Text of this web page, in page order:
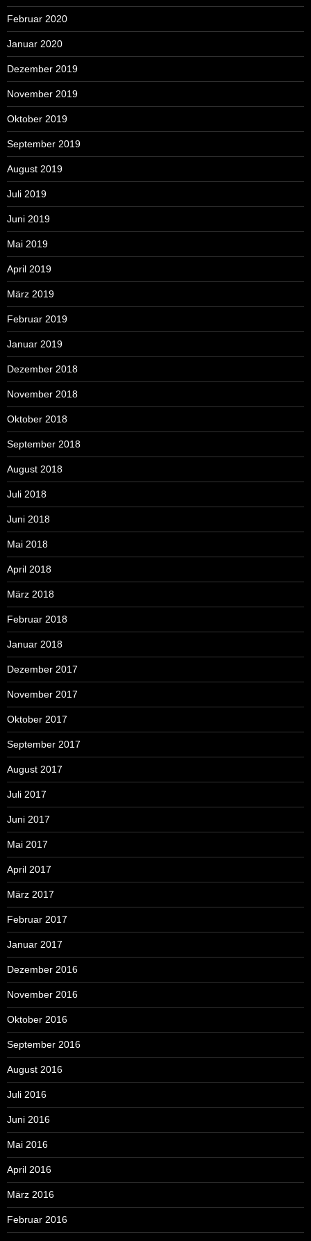
Februar 2020
Januar 2020
Dezember 2019
November 2019
Oktober 2019
September 2019
August 2019
Juli 2019
Juni 2019
Mai 2019
April 2019
März 2019
Februar 2019
Januar 2019
Dezember 2018
November 2018
Oktober 2018
September 2018
August 2018
Juli 2018
Juni 2018
Mai 2018
April 2018
März 2018
Februar 2018
Januar 2018
Dezember 2017
November 2017
Oktober 2017
September 2017
August 2017
Juli 2017
Juni 2017
Mai 2017
April 2017
März 2017
Februar 2017
Januar 2017
Dezember 2016
November 2016
Oktober 2016
September 2016
August 2016
Juli 2016
Juni 2016
Mai 2016
April 2016
März 2016
Februar 2016